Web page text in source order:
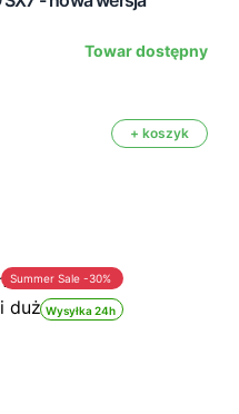
Towar dostępny
+ koszyk
Wysyłka 24h
Summer Sale -30%